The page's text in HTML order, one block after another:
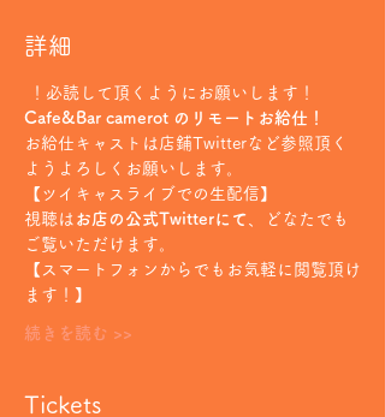
詳細
！必読して頂くようにお願いします！
Cafe&Bar camerot のリモートお給仕！
お給仕キャストは店鋪Twitterなど参照頂く
ようよろしくお願いします。
【ツイキャスライブでの生配信】
視聴は お店の公式Twitterにて 、どなたでも
ご覧いただけます。
【スマートフォンからでもお気軽に閲覧頂け
ます！】
続きを読む >>
Tickets